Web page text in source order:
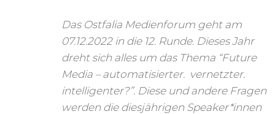
Das Ostfalia Medienforum geht am
07.12.2022 in die 12. Runde. Dieses Jahr
dreht sich alles um das Thema “Future
Media – automatisierter. vernetzter.
intelligenter?”. Diese und andere Fragen
werden die diesjährigen Speaker*innen